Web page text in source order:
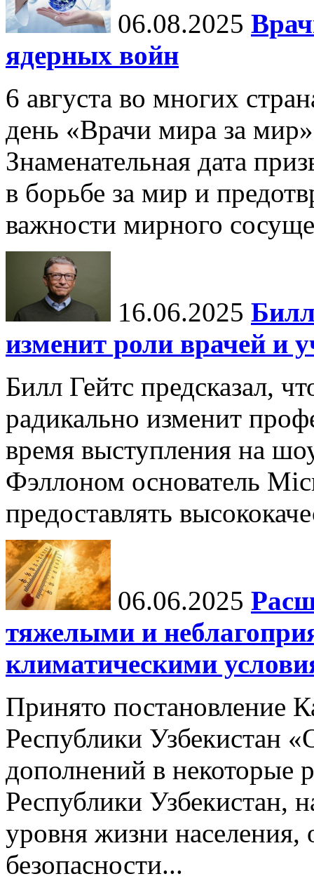
06.08.2025
ядерных войн
6 августа во многих
день «Врачи мира за
Знаменательная дата
в борьбе за мир и
важности мирного
16.06.2025
изменит роли врачей и
Билл Гейтс предсказал,
радикально изменит
время выступления на
Фэллоном основатель
предоставлять
06.06.2025
тяжелыми и
климатическими
Принято постановление
Республики Узбекистан
дополнений в некоторые
Республики Узбекистан,
уровня жизни населения,
безопасности...